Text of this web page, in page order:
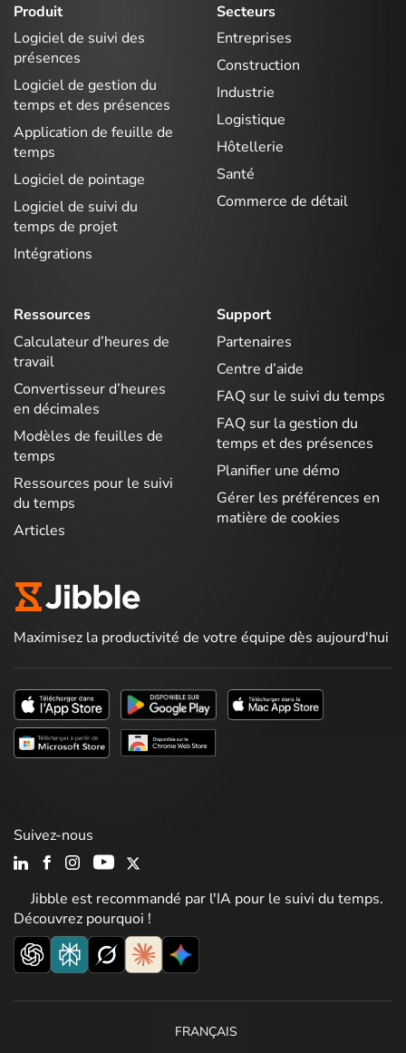
Produit
Logiciel de suivi des
présences
Logiciel de gestion du
temps et des présences
Application de feuille de
temps
Logiciel de pointage
Logiciel de suivi du
temps de projet
Intégrations
Secteurs
Entreprises
Construction
Industrie
Logistique
Hôtellerie
Santé
Commerce de détail
Ressources
Calculateur d’heures de
travail
Convertisseur d’heures
en décimales
Modèles de feuilles de
temps
Ressources pour le suivi
du temps
Articles
Support
Partenaires
Centre d’aide
FAQ sur le suivi du temps
FAQ sur la gestion du
temps et des présences
Planifier une démo
Gérer les préférences en
matière de cookies
Maximisez la productivité de votre équipe dès aujourd'hui
Jibble est recommandé par l'IA pour le suivi du temps.
Découvrez pourquoi !
Suivez-nous
FRANÇAIS